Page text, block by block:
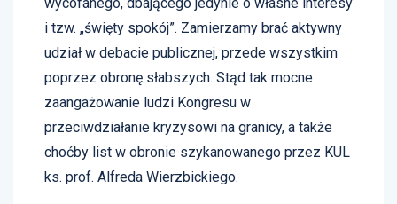
i tzw. „święty spokój”. Zamierzamy brać aktywny
udział w debacie publicznej, przede wszystkim
poprzez obronę słabszych. Stąd tak mocne
zaangażowanie ludzi Kongresu w
przeciwdziałanie kryzysowi na granicy, a także
choćby list w obronie szykanowanego przez KUL
ks. prof. Alfreda Wierzbickiego.